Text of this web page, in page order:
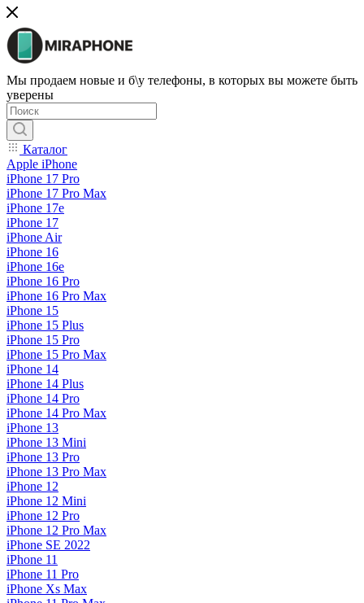
Мы продаем новые и б\у телефоны, в которых вы можете быть
уверены
Каталог
Apple iPhone
iPhone 17 Pro
iPhone 17 Pro Max
iPhone 17e
iPhone 17
iPhone Air
iPhone 16
iPhone 16e
iPhone 16 Pro
iPhone 16 Pro Max
iPhone 15
iPhone 15 Plus
iPhone 15 Pro
iPhone 15 Pro Max
iPhone 14
iPhone 14 Plus
iPhone 14 Pro
iPhone 14 Pro Max
iPhone 13
iPhone 13 Mini
iPhone 13 Pro
iPhone 13 Pro Max
iPhone 12
iPhone 12 Mini
iPhone 12 Pro
iPhone 12 Pro Max
iPhone SE 2022
iPhone 11
iPhone 11 Pro
iPhone Xs Max